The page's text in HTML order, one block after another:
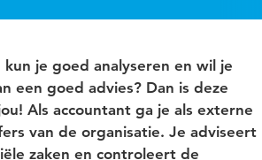
je goed analyseren en wil je
een goed advies? Dan is deze
Als accountant ga je als externe
van de organisatie. Je adviseert
zaken en controleert de